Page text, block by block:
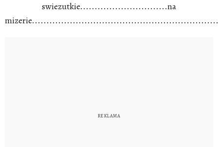
swiezutkie..............................na